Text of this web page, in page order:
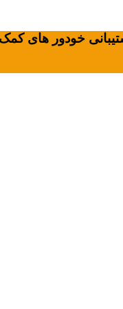
خودور های کمک